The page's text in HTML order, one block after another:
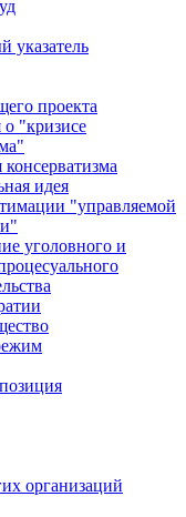
указатель
проекта
о "кризисе
идея
"управляемой
уголовного и
организаций